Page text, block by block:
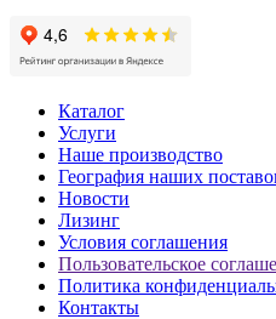
Каталог
Услуги
Наше производство
География наших
Новости
Лизинг
Условия соглашения
Пользовательское
Политика
Контакты